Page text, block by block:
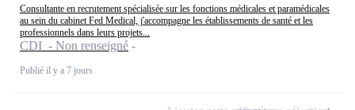
Consultante en recrutement spécialisée sur les fonctions médicales et paramédicales
au sein du cabinet Fed Medical, j'accompagne les établissements de santé et les
professionnels dans leurs projets...
CDI - Non renseigné
Publié il y a 7 jours